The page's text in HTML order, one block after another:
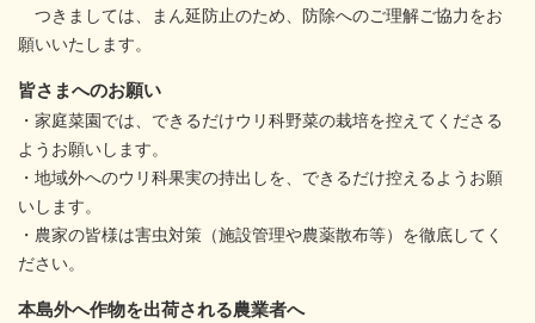
つきましては、まん延防止のため、防除へのご理解ご協力をお
願いいたします。
皆さまへのお願い
・家庭菜園では、できるだけウリ科野菜の栽培を控えてくださる
ようお願いします。​
・地域外へのウリ科果実の持出しを、できるだけ控えるようお願
いします。​
・農家の皆様は害虫対策（施設管理や農薬散布等）を徹底してく
ださい。​
本島外へ作物を出荷される農業者へ